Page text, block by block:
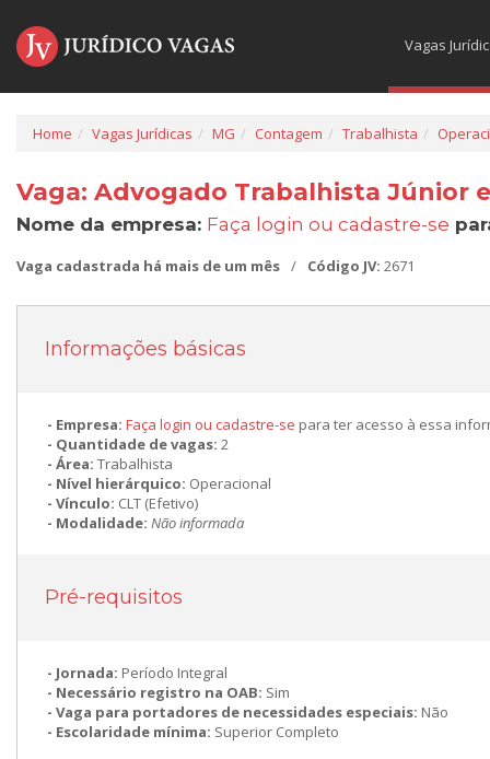
Vagas
Home Vagas Jurídicas MG Contagem Trabalhista
Vaga: Advogado Trabalhista Júnior
Nome da empresa: Faça login ou cadastre-se
Vaga cadastrada há mais de um mês / Código JV: 2671
Informações básicas
Empresa: Faça login ou cadastre-se para ter acesso à essa
Quantidade de vagas: 2
Área: Trabalhista
Nível hierárquico: Operacional
Vínculo: CLT (Efetivo)
Modalidade: Não informada
Pré-requisitos
Jornada: Período Integral
Necessário registro na OAB: Sim
Vaga para portadores de necessidades especiais: Não
Escolaridade mínima: Superior Completo